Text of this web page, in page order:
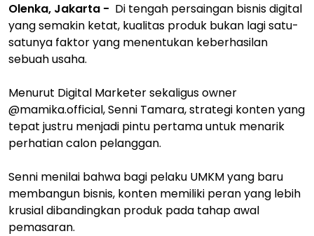
Olenka, Jakarta - Di tengah persaingan bisnis digital
yang semakin ketat, kualitas produk bukan lagi satu-
satunya faktor yang menentukan keberhasilan
sebuah usaha.
Menurut Digital Marketer sekaligus owner
@mamika.official, Senni Tamara, strategi konten yang
tepat justru menjadi pintu pertama untuk menarik
perhatian calon pelanggan.
Senni menilai bahwa bagi pelaku UMKM yang baru
membangun bisnis, konten memiliki peran yang lebih
krusial dibandingkan produk pada tahap awal
pemasaran.